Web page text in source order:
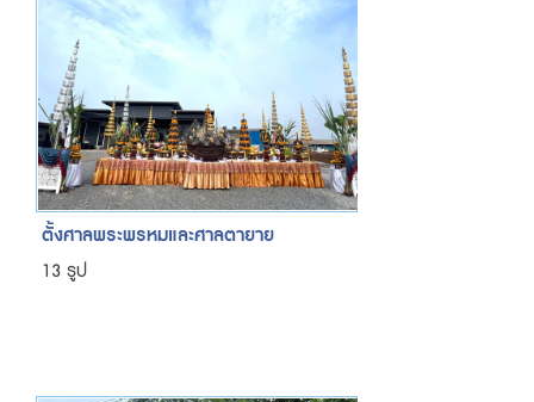
ตั้งศาลพระพรหมและศาลตายาย
13 รูป